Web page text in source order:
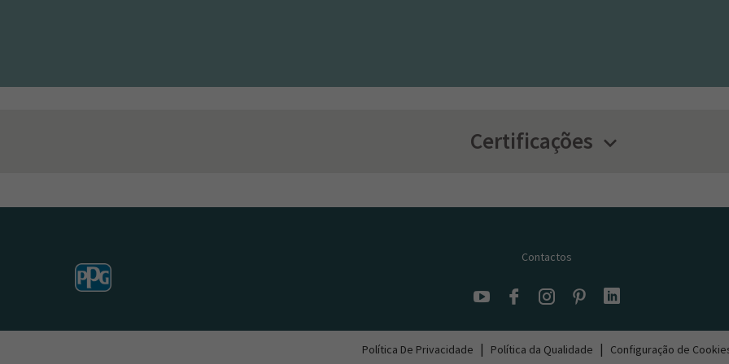
Certificações keyboard_arrow_down
Contactos
Política De Privacidade | Política da Qualidade | Configuração de